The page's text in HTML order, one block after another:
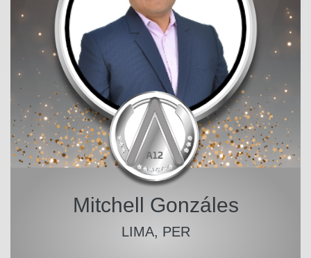
Mitchell Gonzáles
LIMA, PER